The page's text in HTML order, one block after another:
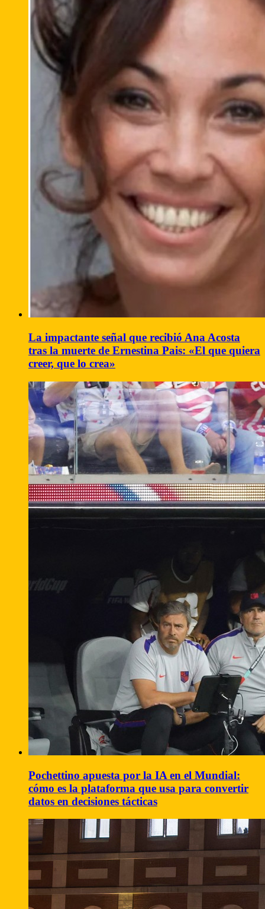
La impactante señal que recibió Ana Acosta
tras la muerte de Ernestina Pais: «El que quiera
creer, que lo crea»
Pochettino apuesta por la IA en el Mundial:
cómo es la plataforma que usa para convertir
datos en decisiones tácticas